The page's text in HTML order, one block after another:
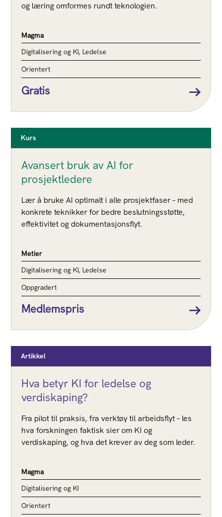
og læring omformes rundt teknologien.
Magma
Digitalisering og KI, Ledelse
Orientert
Gratis
Kurs
Avansert bruk av AI for
prosjektledere
Lær å bruke AI optimalt i alle prosjektfaser – med
konkrete teknikker for bedre beslutningsstøtte,
effektivitet og dokumentasjonsflyt.
Metier
Digitalisering og KI, Ledelse
Oppgradert
Medlemspris
Artikkel
Hva betyr KI for ledelse og
verdiskaping?
Fra pilot til praksis, fra verktøy til arbeidsflyt – les
hva forskningen faktisk sier om KI og
verdiskaping, og hva det krever av deg som leder.
Magma
Digitalisering og KI
Orientert